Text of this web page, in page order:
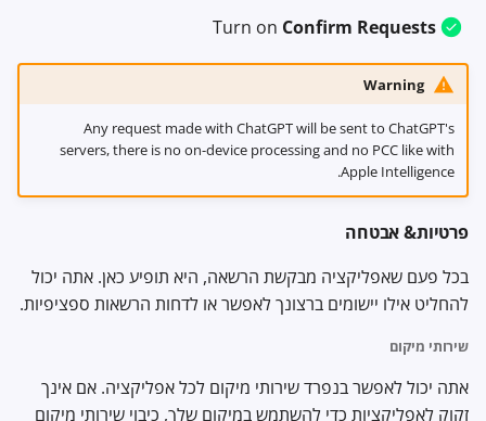
Turn on Confirm Requests
Warning
Any request made with ChatGPT will be sent to ChatGPT's
servers, there is no on-device processing and no PCC like with
Apple Intelligence.
פרטיות& אבטחה
בכל פעם שאפליקציה מבקשת הרשאה, היא תופיע כאן. אתה יכול
להחליט אילו יישומים ברצונך לאפשר או לדחות הרשאות ספציפיות.
שירותי מיקום
אתה יכול לאפשר בנפרד שירותי מיקום לכל אפליקציה. אם אינך
זקוק לאפליקציות כדי להשתמש במיקום שלך, כיבוי שירותי מיקום